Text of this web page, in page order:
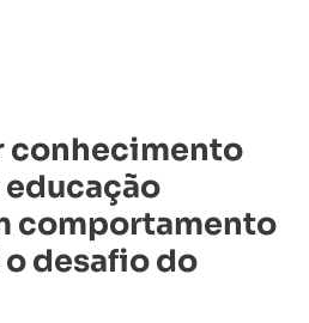
conhecimento
comportamento
desafio do